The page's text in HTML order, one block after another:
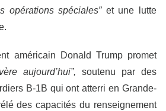
opérations spéciales” et une lutte
américain Donald Trump promet
aujourd’hui”, soutenu par des
B-1B qui ont atterri en Grande-
des capacités du renseignement